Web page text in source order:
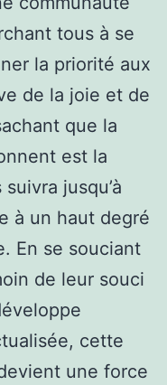
tous à se
la priorité aux
de la joie et de
que la
est la
jusqu’à
à un haut degré
En se souciant
de leur souci
cette
une force